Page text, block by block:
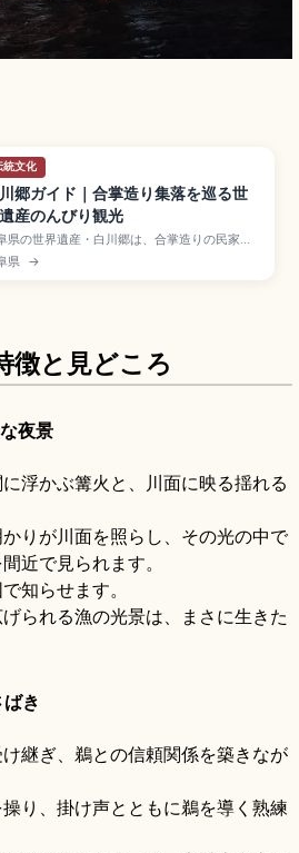
統文化
郷ガイド｜合掌造り集落を巡る世
産のんびり観光
県の世界遺産・白川郷は、合掌造りの民家が
並ぶ山あいの集落。四季折々の風景が美しい
台からの眺めや、古民家の内部見学、冬のラ
。
県 →
徴と見どころ
夜景
浮かぶ篝火と、川面に映る揺れる
りが川面を照らし、その光の中で
近で見られます。
知らせます。
られる漁の光景は、まさに生きた
き
継ぎ、鵜との信頼関係を築きなが
り、掛け声とともに鵜を導く熟練